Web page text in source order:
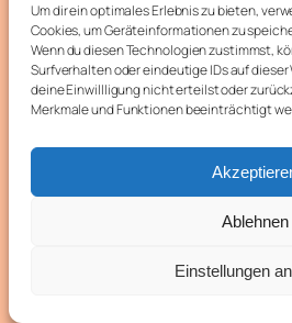
Um dir ein optimales Erlebnis zu bieten,
Cookies, um Geräteinformationen zu
Wenn du diesen Technologien zustimmst,
Surfverhalten oder eindeutige IDs auf
deine Einwillligung nicht erteilst oder
Merkmale und Funktionen beeinträchtigt
Ablehnen
Einstellungen